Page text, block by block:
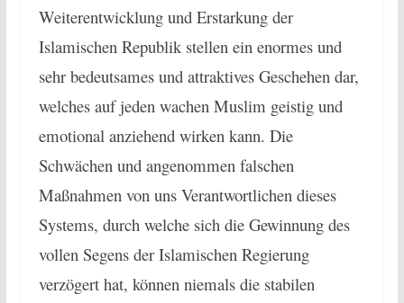
Weiterentwicklung und Erstarkung der
Islamischen Republik stellen ein enormes und
sehr bedeutsames und attraktives Geschehen dar,
welches auf jeden wachen Muslim geistig und
emotional anziehend wirken kann. Die
Schwächen und angenommen falschen
Maßnahmen von uns Verantwortlichen dieses
Systems, durch welche sich die Gewinnung des
vollen Segens der Islamischen Regierung
verzögert hat, können niemals die stabilen